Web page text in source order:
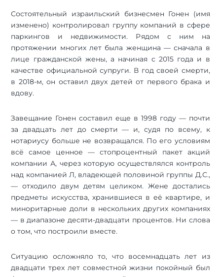
Состоятельный израильский бизнесмен Гонен (имя
изменено) контролировал группу компаний в сфере
паркингов и недвижимости. Рядом с ним на
протяжении многих лет была женщина — сначала в
лице гражданской жены, а начиная с 2015 года и в
качестве официальной супруги. В год своей смерти,
в 2018-м, он оставил двух детей от первого брака и
вдову.
Завещание Гонен составил еще в 1998 году — почти
за двадцать лет до смерти — и, судя по всему, к
нотариусу больше не возвращался. По его условиям
всё самое ценное — стопроцентный пакет акций
компании А, через которую осуществлялся контроль
над компанией Л, владеющей половиной группы Д.С.,
— отходило двум детям целиком. Жене достались
предметы искусства, хранившиеся в её квартире, и
миноритарные доли в нескольких других компаниях
— в диапазоне десяти-двадцати процентов. Ни слова
о том, что построили вместе.
Ситуацию осложняло то, что восемнадцать лет из
двадцати трех лет совместной жизни покойный был